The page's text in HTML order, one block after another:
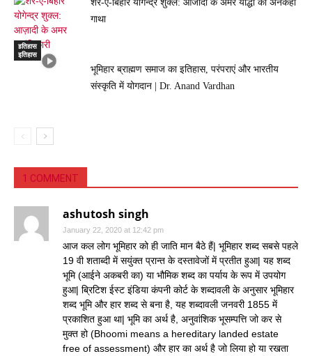
इतिहास
शेर-ए-बिहार योगेन्द्र शुक्ल: आजादी के अमर योद्धा की अनकही
गाथा
इतिहास
भूमिहार ब्राह्मण समाज का इतिहास, परंपराएं और भारतीय
संस्कृति में योगदान | Dr. Anand Vardhan
1 COMMENT
ashutosh singh
January 22, 2020 at 12:42 pm
आज कल लोग भूमिहार को ही जाति मान बैठे हैं| भूमिहार शब्द सबसे पहले
19 वी शताब्दी में सयुंक्त प्रान्त के दस्तावेजों में प्रतीत हुआ| यह शब्द
भूमि (आईने अकबरी का) या भौमिक शब्द का पर्याय के रूप में उपयोग
हुआ| ब्रिटिश ईस्ट इंडिया कंपनी कोर्ट के शब्दावली के अनुसार भूमिहार
शब्द भूमि और हार शब्द से बना है, यह शब्दावली जनवरी 1855 में
प्रकाशित हुआ था| भूमि का अर्थ है, अनुवांशिक भूसम्पत्ति जो कर से
मुक्त हो (Bhoomi means a hereditary landed estate
free of assessment) और हार का अर्थ है जो लिया हो या रखता